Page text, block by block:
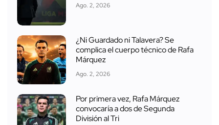
Ago. 2, 2026
¿Ni Guardado ni Talavera? Se
complica el cuerpo técnico de Rafa
Márquez
Ago. 2, 2026
Por primera vez, Rafa Márquez
convocaría a dos de Segunda
División al Tri